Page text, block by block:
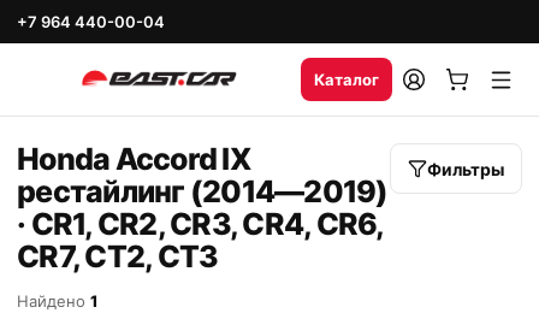
+7 964 440-00-04
Каталог
Honda Accord IX
рестайлинг (2014—2019)
· CR1, CR2, CR3, CR4, CR6,
CR7, CT2, CT3
Фильтры
Найдено 1